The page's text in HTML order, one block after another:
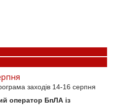
заходів 14-16 серпня
оператор БпЛА із